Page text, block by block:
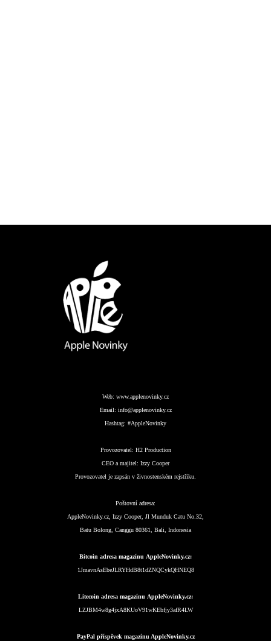
Web: www.applenovinky.cz
Email: info@applenovinky.cz
Hashtag: #AppleNovinky
Provozovatel: H2 Production
CEO a majitel: Izzy Cooper
Provozovatel je zapsán v živnostenském rejstříku.
Poštovní adresa:
AppleNovinky.cz, Izzy Cooper, Jl Munduk Catu No.32,
Batu Bolong, Canggu 80361, Bali, Indonesia
Bitcoin adresa magazínu AppleNovinky.cz:
1JmavnAsEbeJLRYHdB8t1dZNQCykQHNEQ8
Litecoin adresa magazínu AppleNovinky.cz:
LZJBM4w8g4jxA8KUoV91wKEbfjy3afR4LW
PayPal příspěvek magazínu AppleNovinky.cz